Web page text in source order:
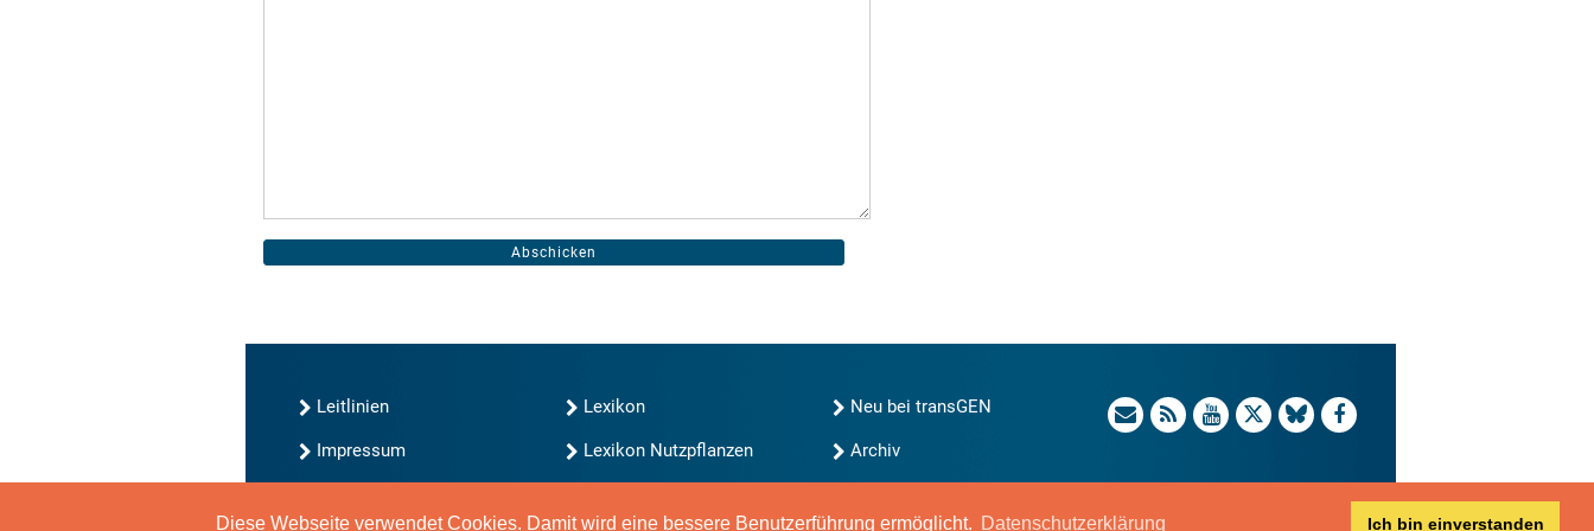
Diese Webseite verwendet Cookies. Damit wird eine bessere Benutzerführung ermöglicht. Datenschutzerklärung Ich bin einverstanden
Leitlinien
Impressum
Lexikon
Lexikon Nutzpflanzen
Neu bei transGEN
Archiv
Gene